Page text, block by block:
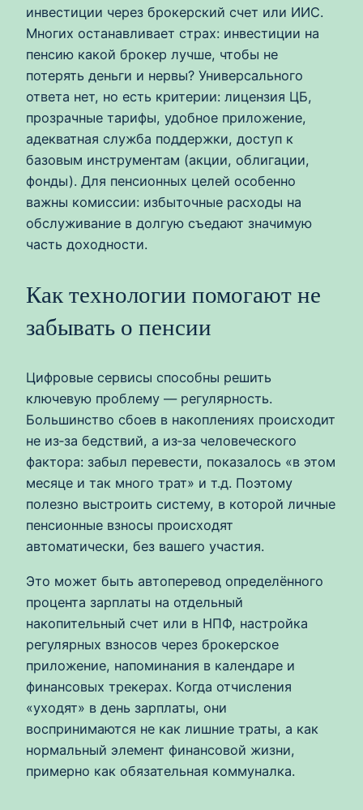
инвестиции через брокерский счет или ИИС.
Многих останавливает страх: инвестиции на
пенсию какой брокер лучше, чтобы не
потерять деньги и нервы? Универсального
ответа нет, но есть критерии: лицензия ЦБ,
прозрачные тарифы, удобное приложение,
адекватная служба поддержки, доступ к
базовым инструментам (акции, облигации,
фонды). Для пенсионных целей особенно
важны комиссии: избыточные расходы на
обслуживание в долгую съедают значимую
часть доходности.
Как технологии помогают не
забывать о пенсии
Цифровые сервисы способны решить
ключевую проблему — регулярность.
Большинство сбоев в накоплениях происходит
не из‑за бедствий, а из‑за человеческого
фактора: забыл перевести, показалось «в этом
месяце и так много трат» и т.д. Поэтому
полезно выстроить систему, в которой личные
пенсионные взносы происходят
автоматически, без вашего участия.
Это может быть автоперевод определённого
процента зарплаты на отдельный
накопительный счет или в НПФ, настройка
регулярных взносов через брокерское
приложение, напоминания в календаре и
финансовых трекерах. Когда отчисления
«уходят» в день зарплаты, они
воспринимаются не как лишние траты, а как
нормальный элемент финансовой жизни,
примерно как обязательная коммуналка.